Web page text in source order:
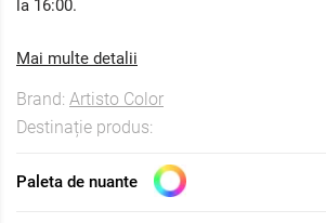
la 16:00.
Mai multe detalii
Brand: Artisto Color
Destinație produs:
Paleta de nuante